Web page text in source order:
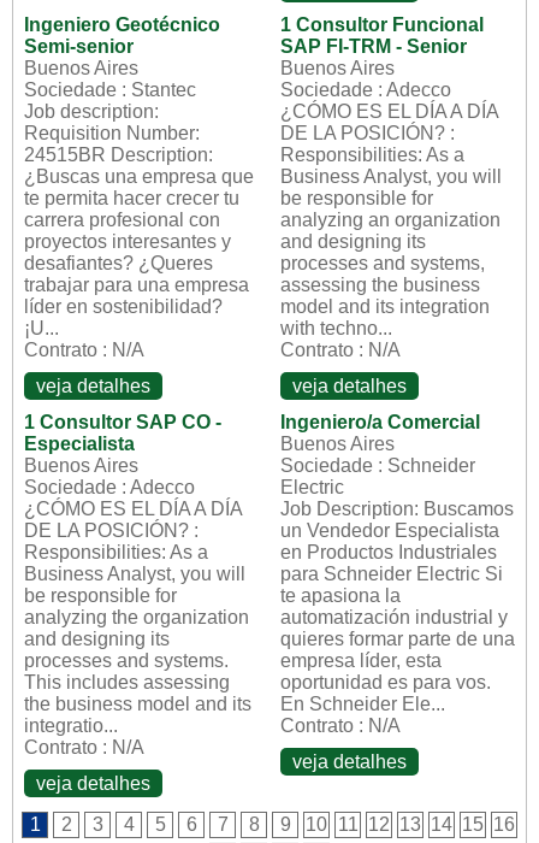
Ingeniero Geotécnico
Semi-senior
Buenos Aires
Sociedade : Stantec
Job description:
Requisition Number:
24515BR Description:
¿Buscas una empresa que
te permita hacer crecer tu
carrera profesional con
proyectos interesantes y
desafiantes? ¿Queres
trabajar para una empresa
líder en sostenibilidad?
¡U...
Contrato : N/A
veja detalhes
1 Consultor Funcional
SAP FI-TRM - Senior
Buenos Aires
Sociedade : Adecco
¿CÓMO ES EL DÍA A DÍA
DE LA POSICIÓN? :
Responsibilities: As a
Business Analyst, you will
be responsible for
analyzing an organization
and designing its
processes and systems,
assessing the business
model and its integration
with techno...
Contrato : N/A
veja detalhes
1 Consultor SAP CO -
Especialista
Buenos Aires
Sociedade : Adecco
¿CÓMO ES EL DÍA A DÍA
DE LA POSICIÓN? :
Responsibilities: As a
Business Analyst, you will
be responsible for
analyzing the organization
and designing its
processes and systems.
This includes assessing
the business model and its
integratio...
Contrato : N/A
veja detalhes
Ingeniero/a Comercial
Buenos Aires
Sociedade : Schneider
Electric
Job Description: Buscamos
un Vendedor Especialista
en Productos Industriales
para Schneider Electric Si
te apasiona la
automatización industrial y
quieres formar parte de una
empresa líder, esta
oportunidad es para vos.
En Schneider Ele...
Contrato : N/A
veja detalhes
1 2 3 4 5 6 7 8 9 10 11 12 13 14 15 16